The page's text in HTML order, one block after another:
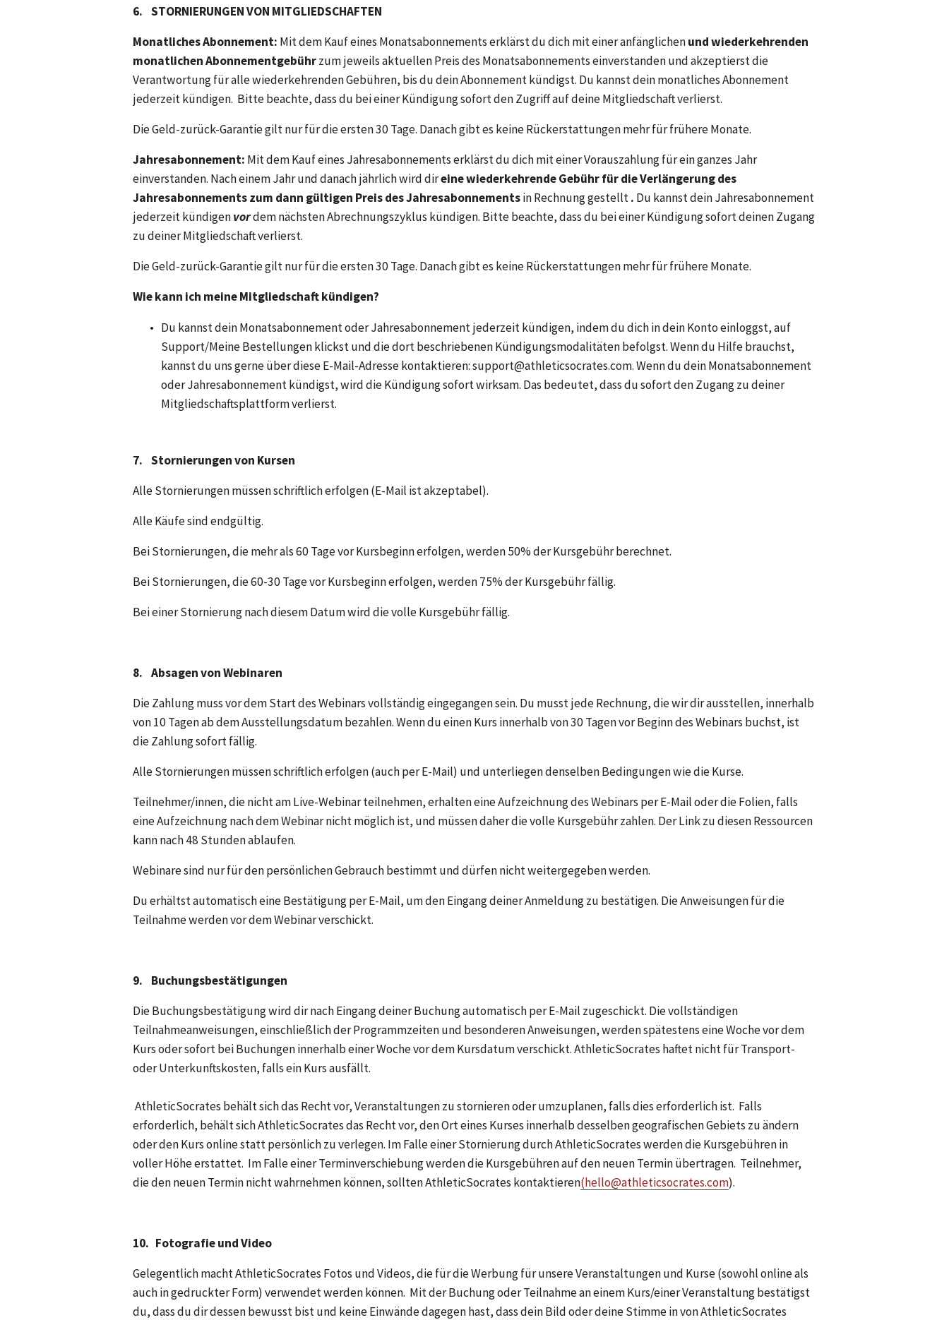
6.    STORNIERUNGEN VON MITGLIEDSCHAFTEN
Monatliches Abonnement: Mit dem Kauf eines Monatsabonnements erklärst du dich mit einer anfänglichen und wiederkehrenden
monatlichen Abonnementgebühr zum jeweils aktuellen Preis des Monatsabonnements einverstanden und akzeptierst die
Verantwortung für alle wiederkehrenden Gebühren, bis du dein Abonnement kündigst. Du kannst dein monatliches Abonnement
jederzeit kündigen.  Bitte beachte, dass du bei einer Kündigung sofort den Zugriff auf deine Mitgliedschaft verlierst.
Die Geld-zurück-Garantie gilt nur für die ersten 30 Tage. Danach gibt es keine Rückerstattungen mehr für frühere Monate.
Jahresabonnement: Mit dem Kauf eines Jahresabonnements erklärst du dich mit einer Vorauszahlung für ein ganzes Jahr
einverstanden. Nach einem Jahr und danach jährlich wird dir eine wiederkehrende Gebühr für die Verlängerung des
Jahresabonnements zum dann gültigen Preis des Jahresabonnements in Rechnung gestellt . Du kannst dein Jahresabonnement
jederzeit kündigen vor dem nächsten Abrechnungszyklus kündigen. Bitte beachte, dass du bei einer Kündigung sofort deinen Zugang
zu deiner Mitgliedschaft verlierst.
Die Geld-zurück-Garantie gilt nur für die ersten 30 Tage. Danach gibt es keine Rückerstattungen mehr für frühere Monate.
Wie kann ich meine Mitgliedschaft kündigen?
Du kannst dein Monatsabonnement oder Jahresabonnement jederzeit kündigen, indem du dich in dein Konto einloggst, auf
Support/Meine Bestellungen klickst und die dort beschriebenen Kündigungsmodalitäten befolgst. Wenn du Hilfe brauchst,
kannst du uns gerne über diese E-Mail-Adresse kontaktieren: support@athleticsocrates.com. Wenn du dein Monatsabonnement
oder Jahresabonnement kündigst, wird die Kündigung sofort wirksam. Das bedeutet, dass du sofort den Zugang zu deiner
Mitgliedschaftsplattform verlierst.
7. Stornierungen von Kursen
Alle Stornierungen müssen schriftlich erfolgen (E-Mail ist akzeptabel).
Alle Käufe sind endgültig.
Bei Stornierungen, die mehr als 60 Tage vor Kursbeginn erfolgen, werden 50% der Kursgebühr berechnet.
Bei Stornierungen, die 60-30 Tage vor Kursbeginn erfolgen, werden 75% der Kursgebühr fällig.
Bei einer Stornierung nach diesem Datum wird die volle Kursgebühr fällig.
8. Absagen von Webinaren
Die Zahlung muss vor dem Start des Webinars vollständig eingegangen sein. Du musst jede Rechnung, die wir dir ausstellen, innerhalb
von 10 Tagen ab dem Ausstellungsdatum bezahlen. Wenn du einen Kurs innerhalb von 30 Tagen vor Beginn des Webinars buchst, ist
die Zahlung sofort fällig.
Alle Stornierungen müssen schriftlich erfolgen (auch per E-Mail) und unterliegen denselben Bedingungen wie die Kurse.
Teilnehmer/innen, die nicht am Live-Webinar teilnehmen, erhalten eine Aufzeichnung des Webinars per E-Mail oder die Folien, falls
eine Aufzeichnung nach dem Webinar nicht möglich ist, und müssen daher die volle Kursgebühr zahlen. Der Link zu diesen Ressourcen
kann nach 48 Stunden ablaufen.
Webinare sind nur für den persönlichen Gebrauch bestimmt und dürfen nicht weitergegeben werden.
Du erhältst automatisch eine Bestätigung per E-Mail, um den Eingang deiner Anmeldung zu bestätigen. Die Anweisungen für die
Teilnahme werden vor dem Webinar verschickt.
9.
Buchungsbestätigungen
Die Buchungsbestätigung wird dir nach Eingang deiner Buchung automatisch per E-Mail zugeschickt. Die vollständigen
Teilnahmeanweisungen, einschließlich der Programmzeiten und besonderen Anweisungen, werden spätestens eine Woche vor dem
Kurs oder sofort bei Buchungen innerhalb einer Woche vor dem Kursdatum verschickt. AthleticSocrates haftet nicht für Transport-
oder Unterkunftskosten, falls ein Kurs ausfällt.
AthleticSocrates behält sich das Recht vor, Veranstaltungen zu stornieren oder umzuplanen, falls dies erforderlich ist.  Falls
erforderlich, behält sich AthleticSocrates das Recht vor, den Ort eines Kurses innerhalb desselben geografischen Gebiets zu ändern
oder den Kurs online statt persönlich zu verlegen. Im Falle einer Stornierung durch AthleticSocrates werden die Kursgebühren in
voller Höhe erstattet.  Im Falle einer Terminverschiebung werden die Kursgebühren auf den neuen Termin übertragen.  Teilnehmer,
die den neuen Termin nicht wahrnehmen können, sollten AthleticSocrates kontaktieren(hello@athleticsocrates.com).
10. Fotografie und Video
Gelegentlich macht AthleticSocrates Fotos und Videos, die für die Werbung für unsere Veranstaltungen und Kurse (sowohl online als
auch in gedruckter Form) verwendet werden können.  Mit der Buchung oder Teilnahme an einem Kurs/einer Veranstaltung bestätigst
du, dass du dir dessen bewusst bist und keine Einwände dagegen hast, dass dein Bild oder deine Stimme in von AthleticSocrates